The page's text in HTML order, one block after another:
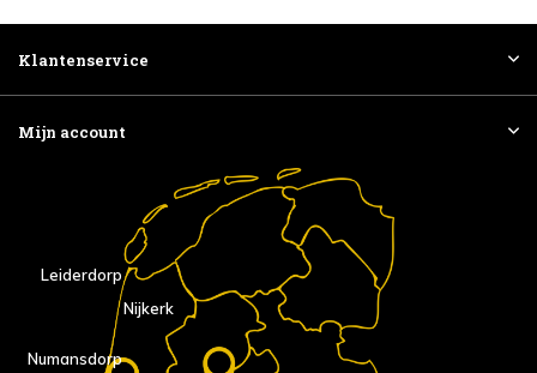
Klantenservice
Mijn account
Nijkerk
Numansdorp
Leiderdorp